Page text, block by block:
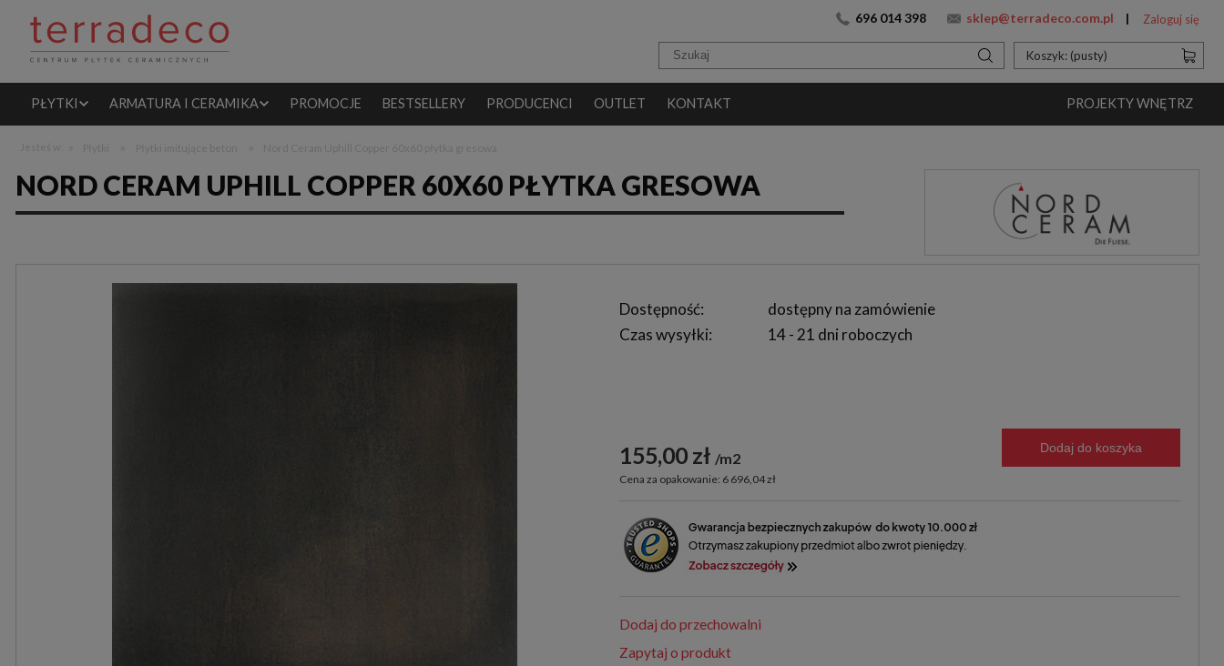
696 014 398 sklep@terradeco.com.pl Zaloguj się
Koszyk: (pusty)
PŁYTKI ARMATURA I CERAMIKA PROMOCJE BESTSELLERY PRODUCENCI OUTLET KONTAKT PROJEKTY WNĘTRZ
NORD CERAM UPHILL COPPER 60X60 PŁYTKA GRESOWA
Dostępność:
dostępny na zamówienie
Czas wysyłki:
14 - 21 dni roboczych
155,00 zł m2
Cena za opakowanie: 6 696,04 zł
Dodaj do koszyka
Dodaj do przechowalni
Zapytaj o produkt